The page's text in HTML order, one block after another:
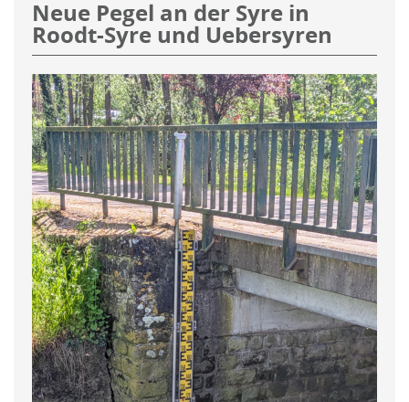
Neue Pegel an der Syre in
Roodt-Syre und Uebersyren